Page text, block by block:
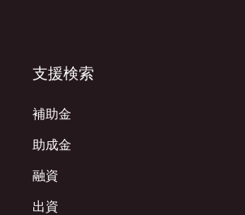
支援検索
補助金
助成金
融資
出資